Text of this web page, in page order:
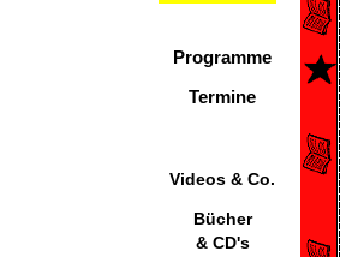
Programme
Termine
Videos & Co.
Bücher
& CD's